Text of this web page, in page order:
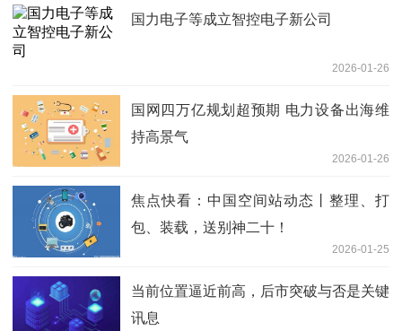
国力电子等成立智控电子新公司
2026-01-26
国网四万亿规划超预期 电力设备出海维
持高景气
2026-01-26
焦点快看：中国空间站动态丨整理、打
包、装载，送别神二十！
2026-01-25
当前位置逼近前高，后市突破与否是关键
讯息